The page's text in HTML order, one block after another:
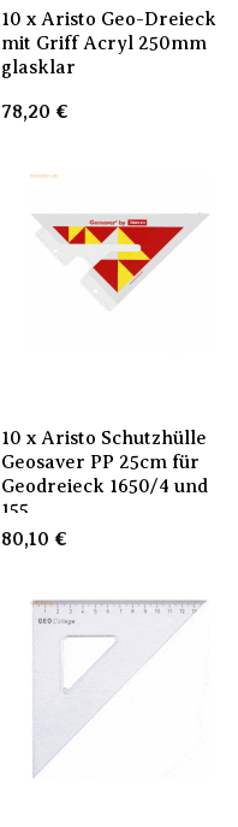
10 x Aristo Geo-Dreieck
mit Griff Acryl 250mm
glasklar
78,20 €
10 x Aristo Schutzhülle
Geosaver PP 25cm für
Geodreieck 1650/4 und
155
80,10 €